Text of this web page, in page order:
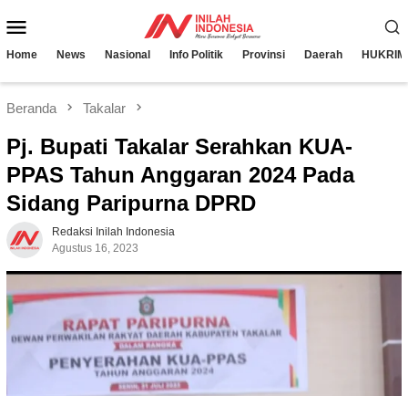
ke
Mobile
Home News Nasional Info Politik Provinsi Daerah HUKRIM
Beranda Takalar
Pj. Bupati Takalar Serahkan KUA-
PPAS Tahun Anggaran 2024 Pada
Sidang Paripurna DPRD
Redaksi Inilah Indonesia
Agustus 16, 2023